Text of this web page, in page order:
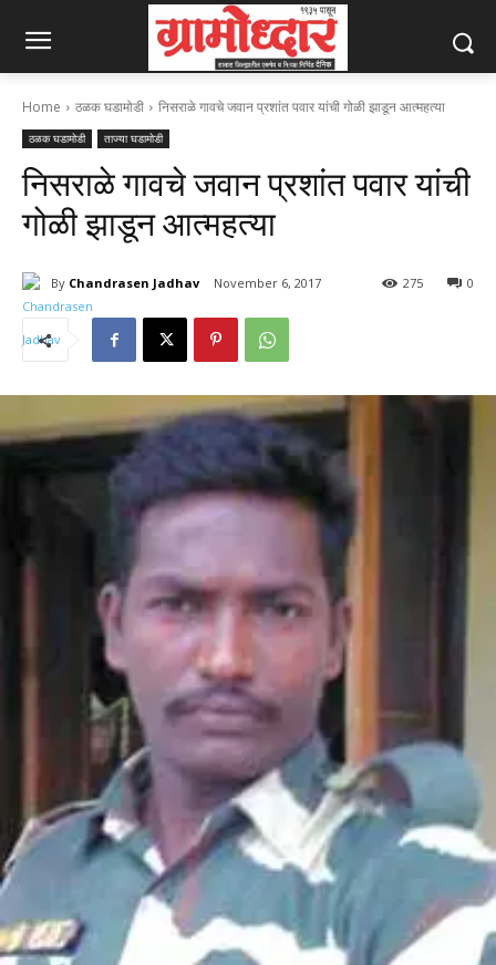
Home ठळक घडामोडी निसराळे गावचे जवान प्रशांत पवार यांची गोळी झाडून आत्महत्या
ठळक घडामोडी ताज्या घडामोडी
निसराळे गावचे जवान प्रशांत पवार यांची
गोळी झाडून आत्महत्या
By Chandrasen Jadhav November 6, 2017 0
275